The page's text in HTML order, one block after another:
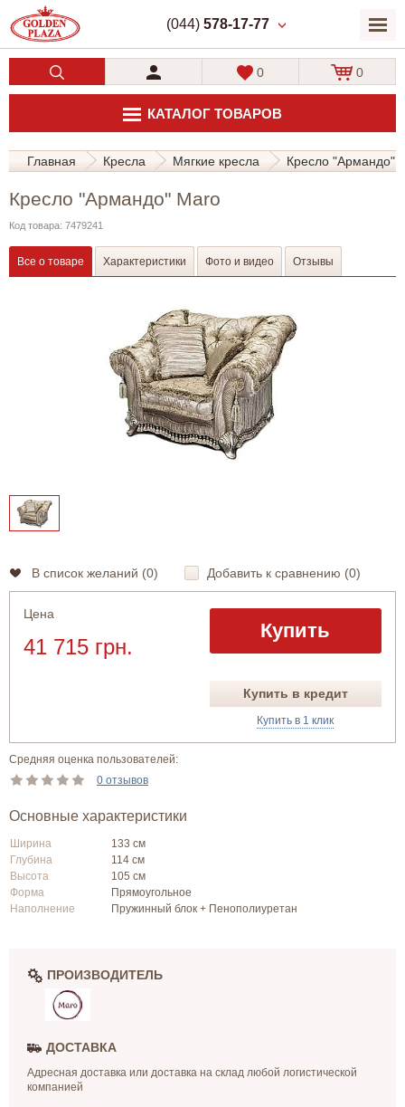
(044) 578-17-77
КАТАЛОГ ТОВАРОВ
0 0
Главная Кресла Мягкие кресла Кресло "Армандо"
Кресло "Армандо" Maro
Код товара: 7479241
Все о товаре Характеристики Фото и видео Отзывы
В список желаний (0) Добавить к сравнению (0)
Цена
41 715 грн.
Купить
Купить в кредит
Купить в 1 клик
Средняя оценка пользователей:
0 отзывов
Основные характеристики
Ширина
133 см
Глубина
114 см
Высота
105 см
Форма
Прямоугольное
Наполнение
Пружинный блок + Пенополиуретан
ПРОИЗВОДИТЕЛЬ
ДОСТАВКА
Адресная доставка или доставка на склад любой логистической
компанией